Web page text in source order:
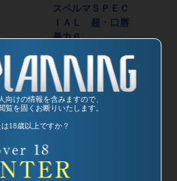
向けの情報を含みますので、
覧を固くお断りいたします。
18歳以上ですか？
スペルマＳＰＥＣ
ＩＡＬ 超・口唇
暴力６
（編集）